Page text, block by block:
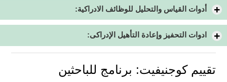
أدوات القياس والتحليل للوظائف الادراكية:
ادوات التحفيز وإعادة التأهيل الإدراكى:
تقييم كوجنيفيت: برنامج للباحثين